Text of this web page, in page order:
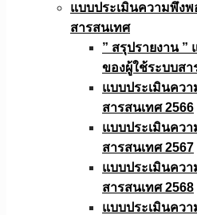
แบบประเมินความพึง
สารสนเทศ
” สรุปรายงาน ”
ของผู้ใช้ระบบสา
แบบประเมินคว
สารสนเทศ 2566
แบบประเมินคว
สารสนเทศ 2567
แบบประเมินคว
สารสนเทศ 2568
แบบประเมินคว